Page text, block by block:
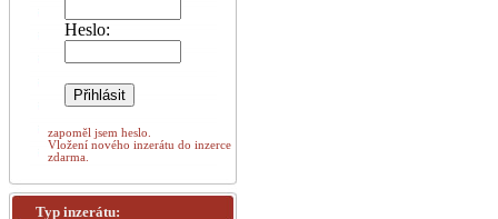
Heslo:
zapoměl jsem heslo.
Vložení nového inzerátu do inzerce
zdarma.
Typ inzerátu: